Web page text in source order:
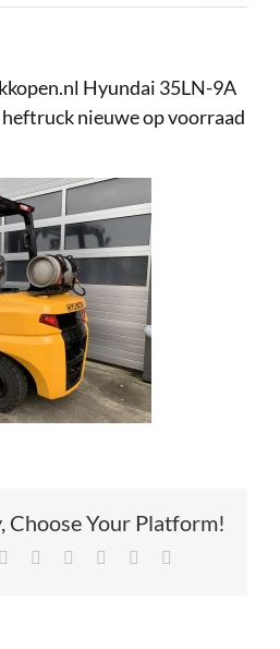
Hyundai 35LN-9A
nieuwe op voorraad
Choose Your Platform!
LinkedIn
TumblrPinterest Xing